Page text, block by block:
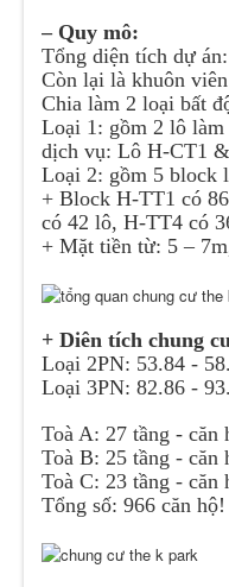
– Quy mô:
Tổng diện tích dự
Còn lại là khuôn
Chia làm 2 loại bất
Loại 1: gồm 2 lô làm
dịch vụ: Lô H-CT1
Loại 2: gồm 5 block
+ Block H-TT1 có
có 42 lô, H-TT4 có
+ Mặt tiền từ: 5 –
+ Diên tích chung
Loại 2PN: 53.84 -
Loại 3PN: 82.86 -
Toà A: 27 tầng - căn
Toà B: 25 tầng - căn
Toà C: 23 tầng - căn
Tổng số: 966 căn hộ!